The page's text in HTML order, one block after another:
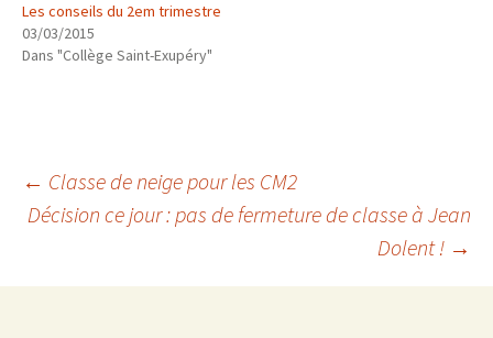
Les conseils du 2em trimestre
03/03/2015
Dans "Collège Saint-Exupéry"
Navigation
← Classe de neige pour les CM2
Décision ce jour : pas de fermeture de classe à Jean
Dolent ! →